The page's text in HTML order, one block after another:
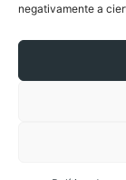
negativamente a